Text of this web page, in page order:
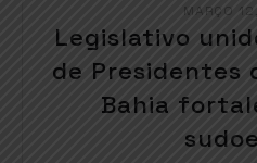
MARÇO
Legislativo
de Presidentes
Bahia